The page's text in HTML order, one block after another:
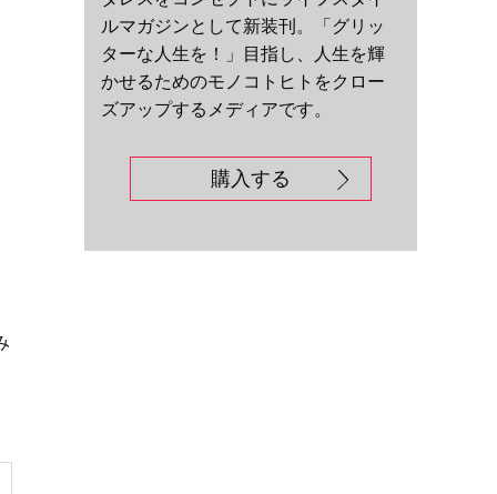
ルマガジンとして新装刊。「グリッ
ターな人生を！」目指し、人生を輝
かせるためのモノコトヒトをクロー
ズアップするメディアです。
購入する